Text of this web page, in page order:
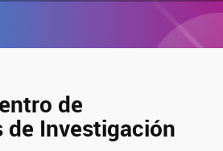
de
Investigación